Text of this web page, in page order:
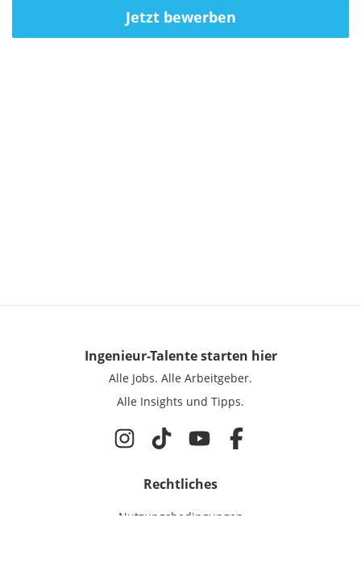
Jetzt bewerben
Ingenieur-Talentestarten hier
Alle Jobs. Alle Arbeitgeber.
Alle Insights und Tipps.
Rechtliches
Nutzungsbedingungen